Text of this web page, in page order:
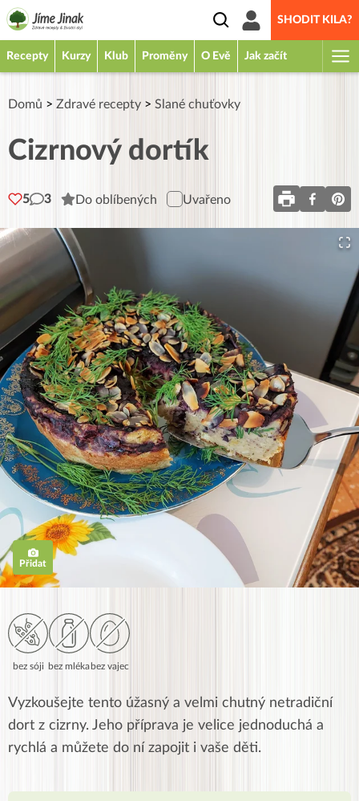
SHODIT KILA?
Recepty Kurzy Klub Proměny O Evě Jak začít
Domů > Zdravé recepty > Slané chuťovky
Cizrnový dortík
5 3 Do oblíbených Uvařeno
Přidat
bez sóji bez mlékabez vajec
Vyzkoušejte tento úžasný a velmi chutný netradiční
dort z cizrny. Jeho příprava je velice jednoduchá a
rychlá a můžete do ní zapojit i vaše děti.